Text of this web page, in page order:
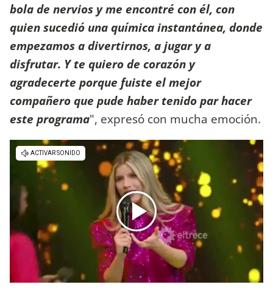
bola de nervios y me encontré con él, con
quien sucedió una química instantánea, donde
empezamos a divertirnos, a jugar y a
disfrutar. Y te quiero de corazón y
agradecerte porque fuiste el mejor
compañero que pude haber tenido par hacer
este programa", expresó con mucha emoción.